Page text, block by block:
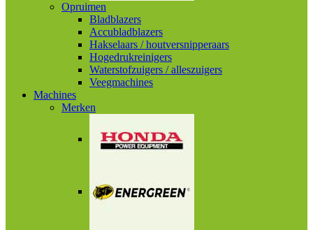
Opruimen
Bladblazers
Accubladblazers
Hakselaars / houtversnipperaars
Hogedrukreinigers
Waterstofzuigers / alleszuigers
Veegmachines
Machines
Merken